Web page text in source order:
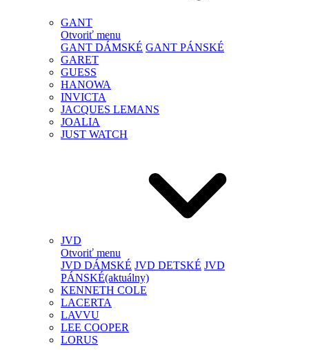
GANT
Otvoriť menu
GANT DÁMSKÉ GANT PÁNSKÉ
GARET
GUESS
HANOWA
INVICTA
JACQUES LEMANS
JOALIA
JUST WATCH
JVD
Otvoriť menu
JVD DÁMSKÉ JVD DETSKÉ JVD
PÁNSKÉ(aktuálny)
KENNETH COLE
LACERTA
LAVVU
LEE COOPER
LORUS